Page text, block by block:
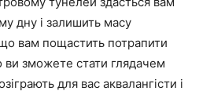
дну і залишить масу
вам пощастить потрапити
ви зможете стати глядачем
для вас аквалангісти і